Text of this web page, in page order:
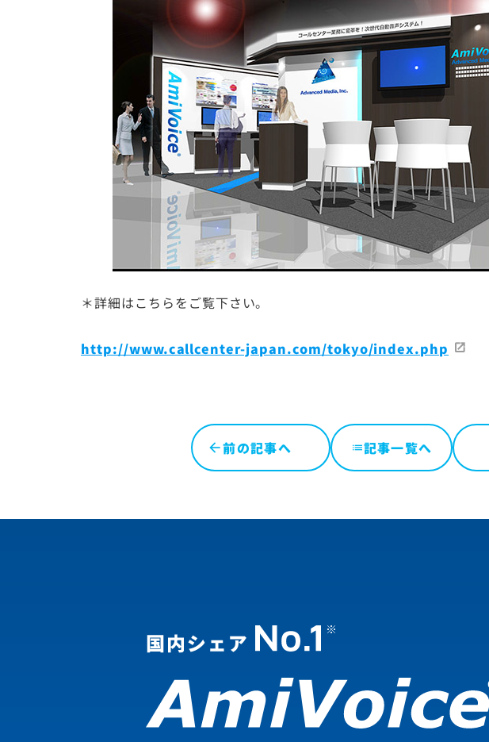
＊詳細はこちらをご覧下さい。
http://www.callcenter-japan.com/tokyo/index.php
前の記事へ list記事一覧へ